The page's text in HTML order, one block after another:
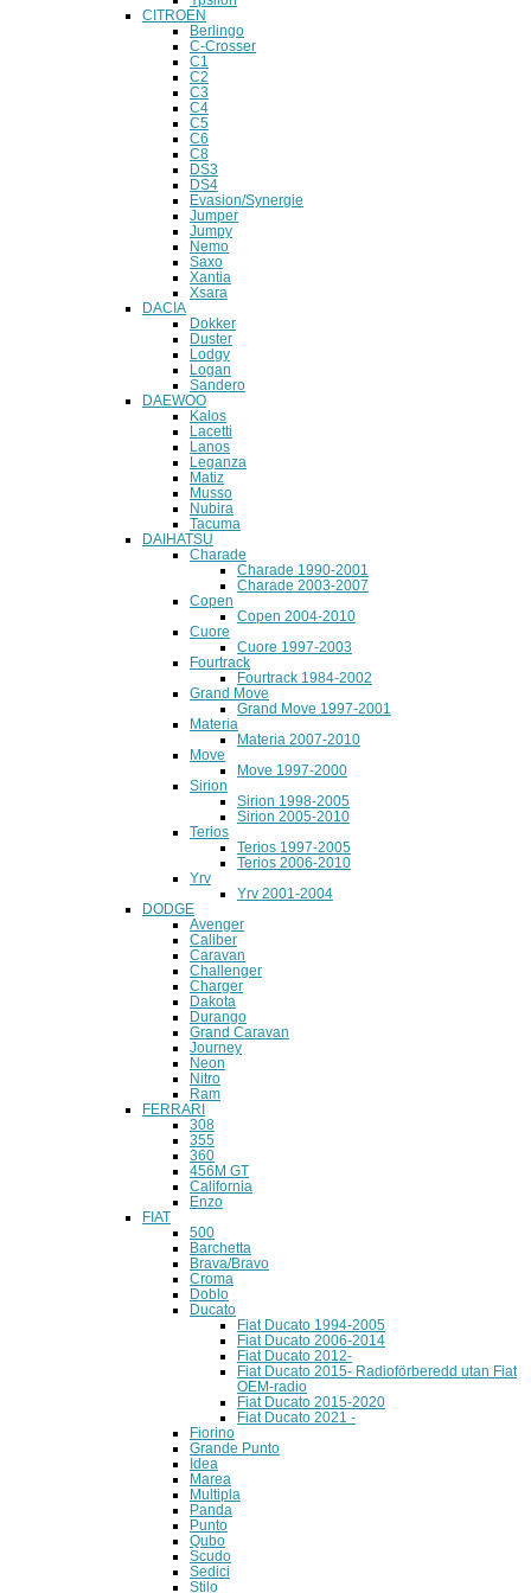
CITROEN
Berlingo
C-Crosser
C1
C2
C3
C4
C5
C6
C8
DS3
DS4
Evasion/Synergie
Jumper
Jumpy
Nemo
Saxo
Xantia
Xsara
DACIA
Dokker
Duster
Lodgy
Logan
Sandero
DAEWOO
Kalos
Lacetti
Lanos
Leganza
Matiz
Musso
Nubira
Tacuma
DAIHATSU
Charade
Charade 1990-2001
Charade 2003-2007
Copen
Copen 2004-2010
Cuore
Cuore 1997-2003
Fourtrack
Fourtrack 1984-2002
Grand Move
Grand Move 1997-2001
Materia
Materia 2007-2010
Move
Move 1997-2000
Sirion
Sirion 1998-2005
Sirion 2005-2010
Terios
Terios 1997-2005
Terios 2006-2010
Yrv
Yrv 2001-2004
DODGE
Avenger
Caliber
Caravan
Challenger
Charger
Dakota
Durango
Grand Caravan
Journey
Neon
Nitro
Ram
FERRARI
308
355
360
456M GT
California
Enzo
FIAT
500
Barchetta
Brava/Bravo
Croma
Doblo
Ducato
Fiat Ducato 1994-2005
Fiat Ducato 2006-2014
Fiat Ducato 2012-
Fiat Ducato 2015- Radioförberedd utan Fiat
OEM-radio
Fiat Ducato 2015-2020
Fiat Ducato 2021 -
Fiorino
Grande Punto
Idea
Marea
Multipla
Panda
Punto
Qubo
Scudo
Sedici
Stilo